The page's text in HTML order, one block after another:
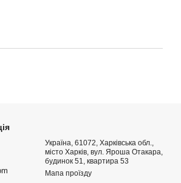
Україна, 61072, Харківська обл.,
місто Харків, вул. Яроша Отакара,
будинок 51, квартира 53
Мапа проїзду